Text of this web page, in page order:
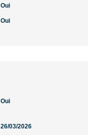
Oui
Oui
Oui
26/03/2026